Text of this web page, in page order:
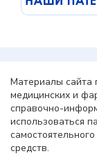
Материалы сайта
медицинских и
справочно-
использоваться
средств.